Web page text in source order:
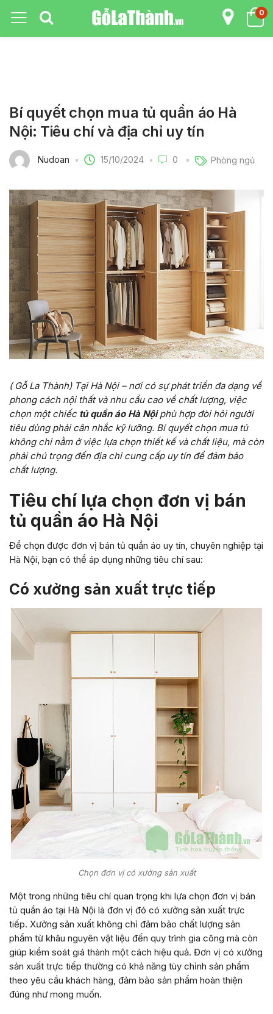
0
Bí quyết chọn mua tủ quần áo Hà
Nội: Tiêu chí và địa chỉ uy tín
Nudoan 15/10/2024 0 Phòng ngủ
( Gỗ La Thành) Tại Hà Nội – nơi có sự phát triển đa dạng về
phong cách nội thất và nhu cầu cao về chất lượng, việc
chọn một chiếc tủ quần áo Hà Nộiphù hợp đòi hỏi người
tiêu dùng phải cân nhắc kỹ lưỡng. Bí quyết chọn mua tủ
không chỉ nằm ở việc lựa chọn thiết kế và chất liệu, mà còn
phải chú trọng đến địa chỉ cung cấp uy tín để đảm bảo
chất lượng.
Tiêu chí lựa chọn đơn vị bán
tủ quần áo Hà Nội
Để chọn được đơn vị bán tủ quần áo uy tín, chuyên nghiệp tại
Hà Nội, bạn có thể áp dụng những tiêu chí sau:
Có xưởng sản xuất trực tiếp
Chọn đơn vị có xưởng sản xuất
Một trong những tiêu chí quan trọng khi lựa chọn đơn vị bán
tủ quần áo tại Hà Nội là đơn vị đó có xưởng sản xuất trực
tiếp. Xưởng sản xuất không chỉ đảm bảo chất lượng sản
phẩm từ khâu nguyên vật liệu đến quy trình gia công mà còn
giúp kiểm soát giá thành một cách hiệu quả. Đơn vị có xưởng
sản xuất trực tiếp thường có khả năng tùy chỉnh sản phẩm
theo yêu cầu khách hàng, đảm bảo sản phẩm hoàn thiện
đúng như mong muốn.